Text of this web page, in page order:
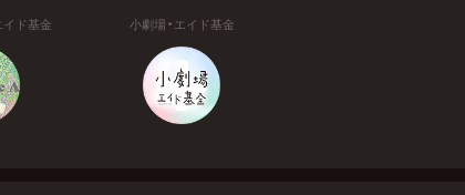
イド基金 小劇場・エイド基金